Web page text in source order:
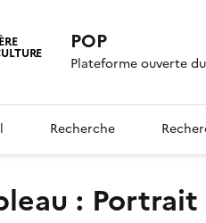
POP
Plateforme ouverte
Recherche
: